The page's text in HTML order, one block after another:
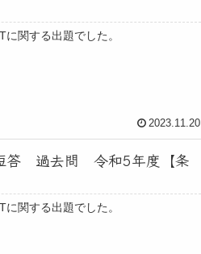
関する出題でした。
2023.11.20
答 過去問 令和5年度【条
関する出題でした。